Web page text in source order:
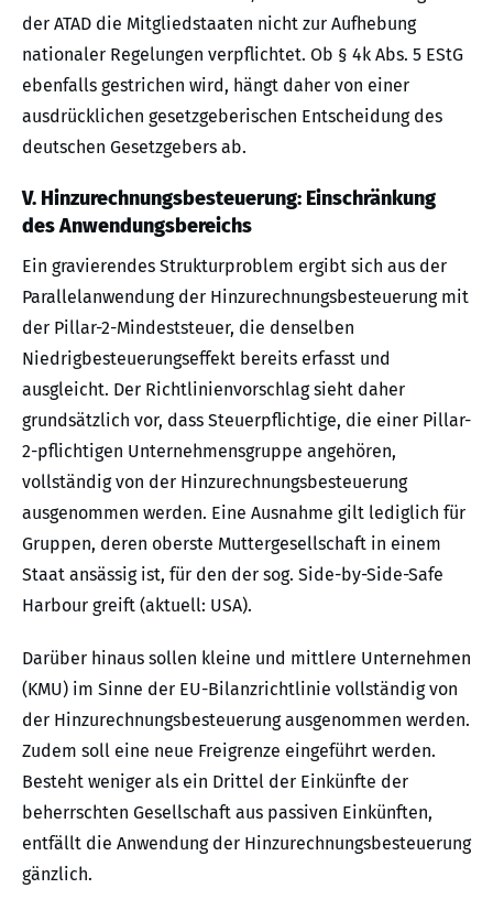
der ATAD die Mitgliedstaaten nicht zur Aufhebung
nationaler Regelungen verpflichtet. Ob § 4k Abs. 5 EStG
ebenfalls gestrichen wird, hängt daher von einer
ausdrücklichen gesetzgeberischen Entscheidung des
deutschen Gesetzgebers ab.
V. Hinzurechnungsbesteuerung: Einschränkung
des Anwendungsbereichs
Ein gravierendes Strukturproblem ergibt sich aus der
Parallelanwendung der Hinzurechnungsbesteuerung mit
der Pillar-2-Mindeststeuer, die denselben
Niedrigbesteuerungseffekt bereits erfasst und
ausgleicht. Der Richtlinienvorschlag sieht daher
grundsätzlich vor, dass Steuerpflichtige, die einer Pillar-
2-pflichtigen Unternehmensgruppe angehören,
vollständig von der Hinzurechnungsbesteuerung
ausgenommen werden. Eine Ausnahme gilt lediglich für
Gruppen, deren oberste Muttergesellschaft in einem
Staat ansässig ist, für den der sog. Side-by-Side-Safe
Harbour greift (aktuell: USA).
Darüber hinaus sollen kleine und mittlere Unternehmen
(KMU) im Sinne der EU-Bilanzrichtlinie vollständig von
der Hinzurechnungsbesteuerung ausgenommen werden.
Zudem soll eine neue Freigrenze eingeführt werden.
Besteht weniger als ein Drittel der Einkünfte der
beherrschten Gesellschaft aus passiven Einkünften,
entfällt die Anwendung der Hinzurechnungsbesteuerung
gänzlich.